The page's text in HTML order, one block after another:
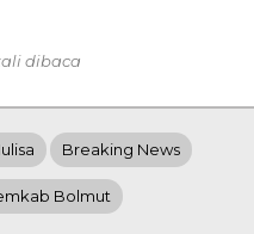
dibaca
Breaking News
Bolmut